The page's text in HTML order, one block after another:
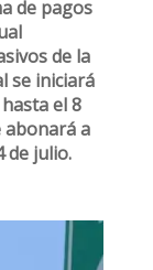
de pagos
de la
se iniciará
el 8
abonará a
de julio.